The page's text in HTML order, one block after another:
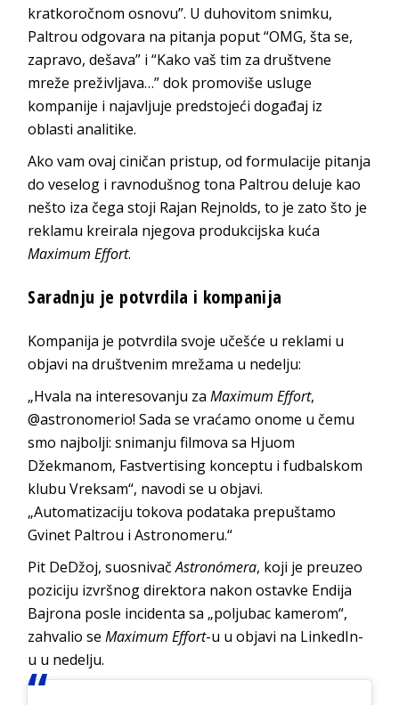
kratkoročnom osnovu”. U duhovitom snimku,
Paltrou odgovara na pitanja poput “OMG, šta se,
zapravo, dešava” i “Kako vaš tim za društvene
mreže preživljava…” dok promoviše usluge
kompanije i najavljuje predstojeći događaj iz
oblasti analitike.
Ako vam ovaj ciničan pristup, od formulacije pitanja
do veselog i ravnodušnog tona Paltrou deluje kao
nešto iza čega stoji Rajan Rejnolds, to je zato što je
reklamu kreirala njegova produkcijska kuća
Maximum Effort.
Saradnju je potvrdila i kompanija
Kompanija je potvrdila svoje učešće u reklami u
objavi na društvenim mrežama u nedelju:
„Hvala na interesovanju zaMaximum Effort,
@astronomerio! Sada se vraćamo onome u čemu
smo najbolji: snimanju filmova sa Hjuom
Džekmanom, Fastvertising konceptu i fudbalskom
klubu Vreksam“, navodi se u objavi.
„Automatizaciju tokova podataka prepuštamo
Gvinet Paltrou i Astronomeru.“
Pit DeDžoj, suosnivačAstronómera, koji je preuzeo
poziciju izvršnog direktora nakon ostavke Endija
Bajrona posle incidenta sa „poljubac kamerom“,
zahvalio seMaximum Effort-u u objavi na LinkedIn-
u u nedelju.